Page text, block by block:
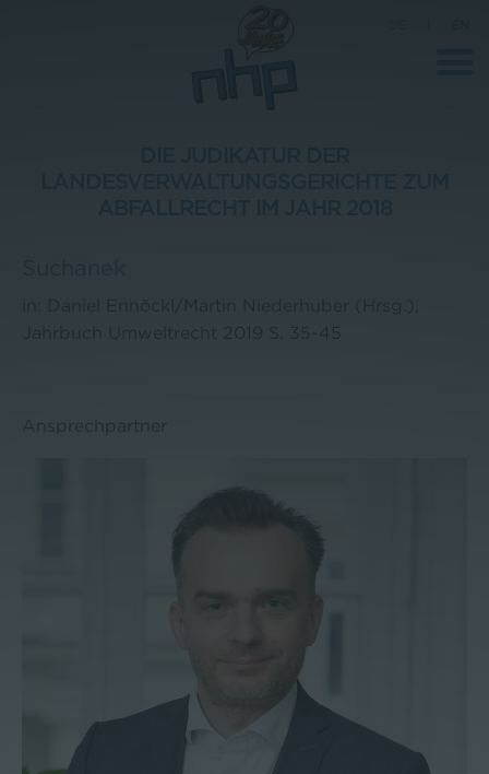
Ansprechpartner